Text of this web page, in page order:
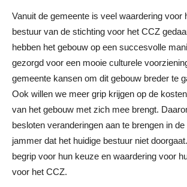
Vanuit de gemeente is veel waardering voor
bestuur van de stichting voor het CCZ
hebben het gebouw op een succesvolle
gezorgd voor een mooie culturele
gemeente kansen om dit gebouw breder te
Ook willen we meer grip krijgen op de
van het gebouw met zich mee brengt.
besloten veranderingen aan te brengen in
jammer dat het huidige bestuur niet
begrip voor hun keuze en waardering voor
voor het CCZ.